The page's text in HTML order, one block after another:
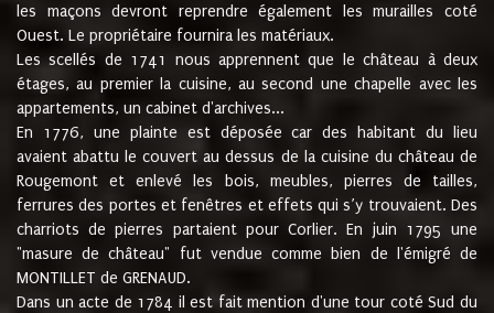
les maçons devront reprendre également les murailles coté
Ouest. Le propriétaire fournira les matériaux.
Les scellés de 1741 nous apprennent que le château à deux
étages, au premier la cuisine, au second une chapelle avec les
appartements, un cabinet d'archives...
En 1776, une plainte est déposée car des habitant du lieu
avaient abattu le couvert au dessus de la cuisine du château de
Rougemont et enlevé les bois, meubles, pierres de tailles,
ferrures des portes et fenêtres et effets qui s’y trouvaient. Des
charriots de pierres partaient pour Corlier. En juin 1795 une
"masure de château" fut vendue comme bien de l'émigré de
MONTILLET de GRENAUD.
Dans un acte de 1784 il est fait mention d'une tour coté Sud du